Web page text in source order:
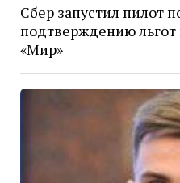
Сбер запустил пилот
подтверждению льгот
«Мир»